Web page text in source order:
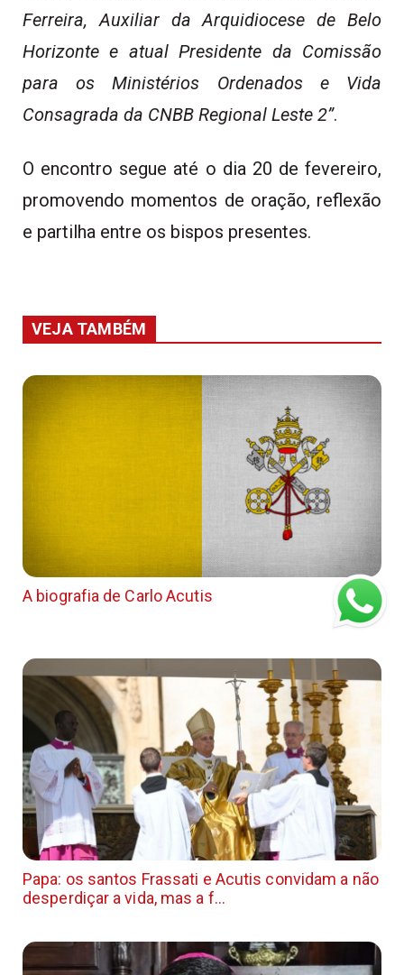
Ferreira, Auxiliar da Arquidiocese de Belo
Horizonte e atual Presidente da Comissão
para os Ministérios Ordenados e Vida
Consagrada da CNBB Regional Leste 2”.
O encontro segue até o dia 20 de fevereiro,
promovendo momentos de oração, reflexão
e partilha entre os bispos presentes.
VEJA TAMBÉM
A biografia de Carlo Acutis
Papa: os santos Frassati e Acutis convidam a não
desperdiçar a vida, mas a f...